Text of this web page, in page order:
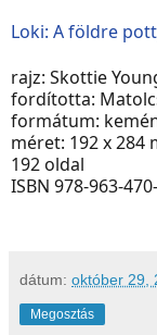
Loki: A földre
rajz: Skottie
fordította:
formátum:
méret: 192 x 284
192 oldal
ISBN 978-963-
dátum: október 29,
Megosztás